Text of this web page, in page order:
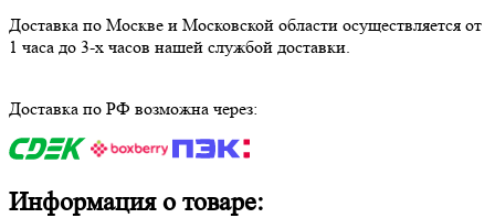
Доставка по Москве и Московской области осуществляется от
1 часа до 3-х часов нашей службой доставки.
Доставка по РФ возможна через:
Информация о товаре: